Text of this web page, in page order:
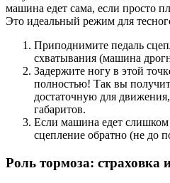
машина едет сама, если просто
Это идеальный режим для
Приподнимите педаль
схватывания (машина
Задержите ногу в этой
полностью! Так вы
достаточную для
габаритов.
Если машина едет
сцепление обратно (не до
Роль тормоза: страховка